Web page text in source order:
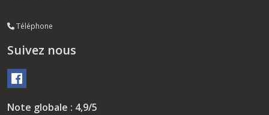
Téléphone
Suivez nous
Note globale : 4,9/5